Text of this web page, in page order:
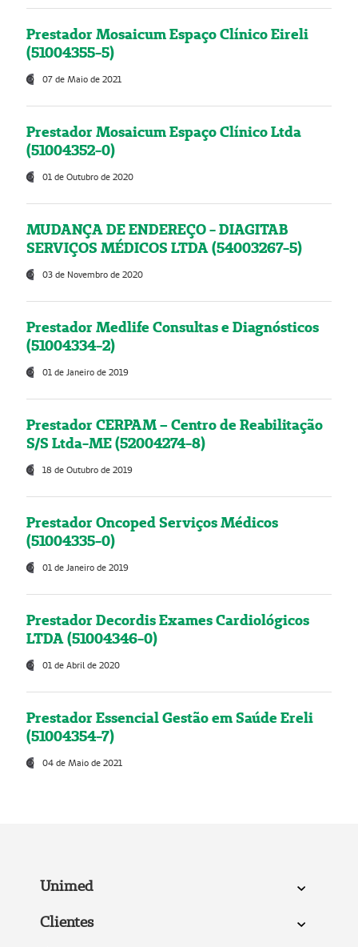
Prestador Mosaicum Espaço Clínico Eireli
(51004355-5)
07 de Maio de 2021
Prestador Mosaicum Espaço Clínico Ltda
(51004352-0)
01 de Outubro de 2020
MUDANÇA DE ENDEREÇO - DIAGITAB
SERVIÇOS MÉDICOS LTDA (54003267-5)
03 de Novembro de 2020
Prestador Medlife Consultas e Diagnósticos
(51004334-2)
01 de Janeiro de 2019
Prestador CERPAM – Centro de Reabilitação
S/S Ltda-ME (52004274-8)
18 de Outubro de 2019
Prestador Oncoped Serviços Médicos
(51004335-0)
01 de Janeiro de 2019
Prestador Decordis Exames Cardiológicos
LTDA (51004346-0)
01 de Abril de 2020
Prestador Essencial Gestão em Saúde Ereli
(51004354-7)
04 de Maio de 2021
Unimed
Clientes